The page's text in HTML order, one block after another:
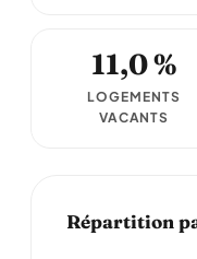
11,0 %
LOGEMENTS
VACANTS
Répartition